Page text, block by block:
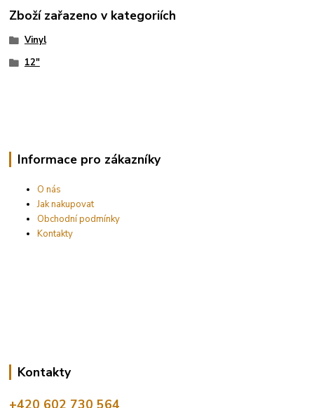
Zboží zařazeno v kategoriích
Vinyl
12"
Informace pro zákazníky
O nás
Jak nakupovat
Obchodní podmínky
Kontakty
Kontakty
+420 602 730 564